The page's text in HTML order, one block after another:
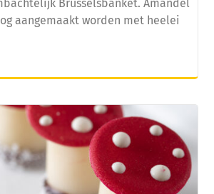
Brusselsbanket. Amandel
aangemaakt worden met heelei